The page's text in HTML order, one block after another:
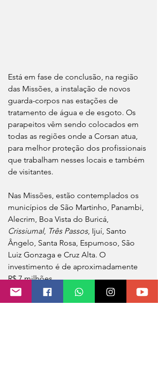
Está em fase de conclusão, na região
das Missões, a instalação de novos
guarda-corpos nas estações de
tratamento de água e de esgoto. Os
parapeitos vêm sendo colocados em
todas as regiões onde a Corsan atua,
para melhor proteção dos profissionais
que trabalham nesses locais e também
de visitantes.
Nas Missões, estão contemplados os
municípios de São Martinho, Panambi,
Alecrim, Boa Vista do Buricá,
Crissiumal, Três Passos, Ijuí, Santo
Ângelo, Santa Rosa, Espumoso, São
Luiz Gonzaga e Cruz Alta. O
investimento é de aproximadamente
R$ 7 milhões.
No total, serão instalados 4,7 mil